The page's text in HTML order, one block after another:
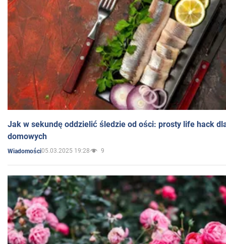
Jak w sekundę oddzielić śledzie od ości: prosty life hack
domowych
Wiadomości05.03.2025 19:28 9